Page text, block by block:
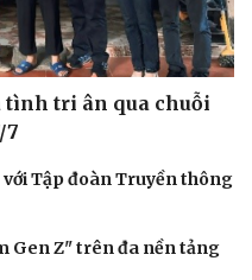
tình tri ân qua chuỗi
7
Tập đoàn Truyền thông
Gen Z" trên đa nền tảng